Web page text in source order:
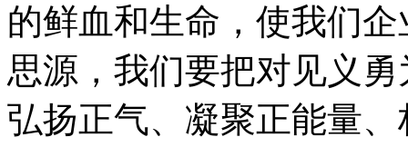
的鲜血和生命，使我们
思源，我们要把对见义
弘扬正气、凝聚正能量